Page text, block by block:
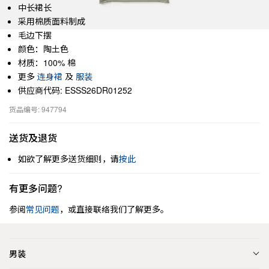
中长裙长
采用棉质面料制成
毛边下摆
颜色：陶土色
材质：100% 棉
更多 连身裙 及 服装
供应商代码: ESSS26DR01252
货品编号: 947794
送货及退货
如欲了解更多送货细则，请按此
有更多问题?
参阅常见问题，或直接联络我们了解更多。
男装